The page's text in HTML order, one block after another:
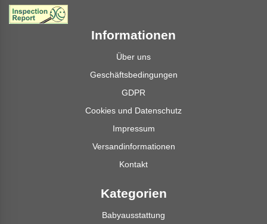
Informationen
Über uns
Geschäftsbedingungen
GDPR
Cookies und Datenschutz
Impressum
Versandinformationen
Kontakt
Kategorien
Babyausstattung